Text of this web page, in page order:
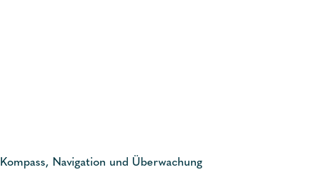
Kompass, Navigation und Überwachung